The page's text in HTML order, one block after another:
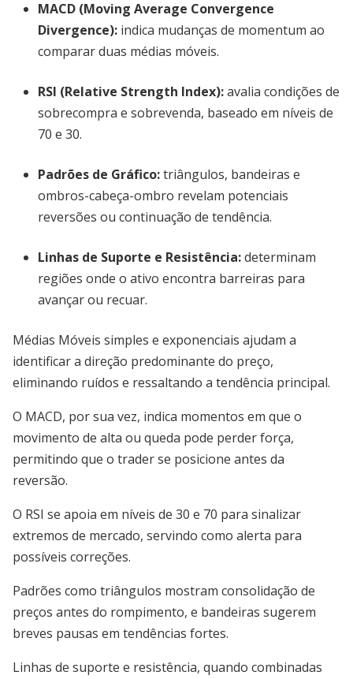
MACD (Moving Average Convergence
Divergence): indica mudanças de momentum ao
comparar duas médias móveis.
RSI (Relative Strength Index):avalia condições de
sobrecompra e sobrevenda, baseado em níveis de
70 e 30.
Padrões de Gráfico:triângulos, bandeiras e
ombros-cabeça-ombro revelam potenciais
reversões ou continuação de tendência.
Linhas de Suporte e Resistência:determinam
regiões onde o ativo encontra barreiras para
avançar ou recuar.
Médias Móveis simples e exponenciais ajudam a
identificar a direção predominante do preço,
eliminando ruídos e ressaltando a tendência principal.
O MACD, por sua vez, indica momentos em que o
movimento de alta ou queda pode perder força,
permitindo que o trader se posicione antes da
reversão.
O RSI se apoia em níveis de 30 e 70 para sinalizar
extremos de mercado, servindo como alerta para
possíveis correções.
Padrões como triângulos mostram consolidação de
preços antes do rompimento, e bandeiras sugerem
breves pausas em tendências fortes.
Linhas de suporte e resistência, quando combinadas